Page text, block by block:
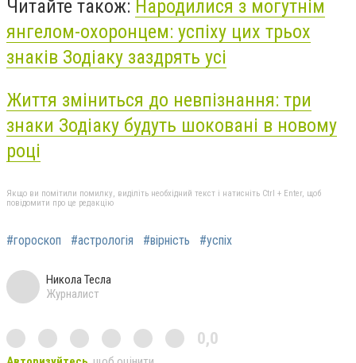
Читайте також: Народилися з могутнім
янгелом-охоронцем: успіху цих трьох
знаків Зодіаку заздрять усі
Життя зміниться до невпізнання: три
знаки Зодіаку будуть шоковані в новому
році
Якщо ви помітили помилку, виділіть необхідний текст і натисніть Ctrl + Enter, щоб
повідомити про це редакцію
#гороскоп #астрологія #вірність #успіх
Никола Тесла
Журналист
0,0